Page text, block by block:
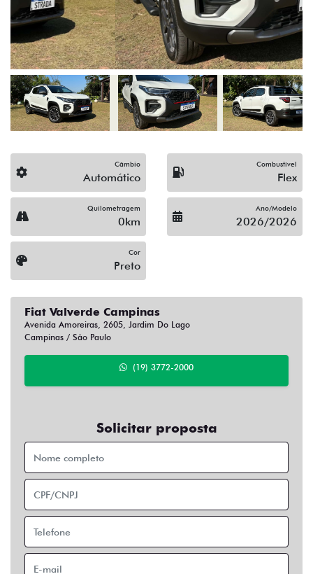
Câmbio
Automático
Combustível
Flex
Quilometragem
0km
Ano/Modelo
2026/2026
Cor
Preto
Fiat Valverde Campinas
Avenida Amoreiras, 2605, Jardim Do Lago
Campinas / São Paulo
(19) 3772-2000
Solicitar proposta